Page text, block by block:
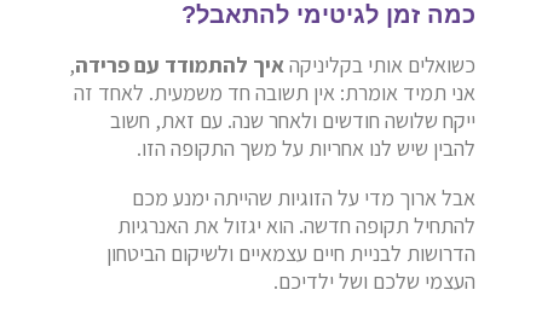
כמה זמן לגיטימי להתאבל?
כשואלים אותי בקליניקהאיך להתמודד עם פרידה,
אני תמיד אומרת: אין תשובה חד משמעית. לאחד זה
ייקח שלושה חודשים ולאחר שנה. עם זאת, חשוב
להבין שיש לנו אחריות על משך התקופה הזו.
אבל ארוך מדי על הזוגיות שהייתה ימנע מכם
להתחיל תקופה חדשה. הוא יגזול את האנרגיות
הדרושות לבניית חיים עצמאיים ולשיקום הביטחון
העצמי שלכם ושל ילדיכם.